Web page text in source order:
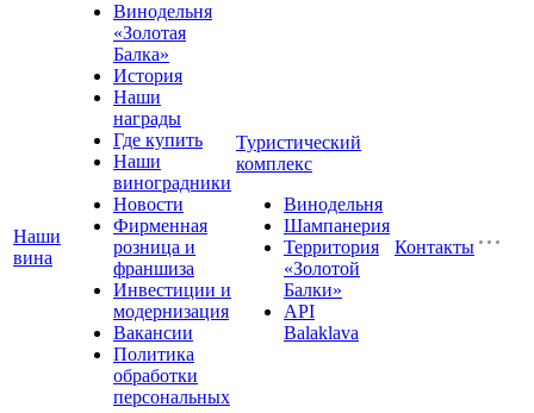
Наши
вина
Винодельня
«Золотая
Балка»
История
Наши
награды
Где купить
Наши
виноградники
Новости
Фирменная
розница и
франшиза
Инвестиции и
модернизация
Вакансии
Политика
обработки
персональных
Туристический
комплекс
Винодельня
Шампанерия
Территория
«Золотой
Балки»
API
Balaklava
Контакты